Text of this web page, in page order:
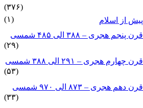
(۳۷۶)
پیش از اسلام
(۱)
قرن پنجم هجری – ۳۸۸ الی ۴۸۵ شمسی
(۲۹)
قرن چهارم هجری – ۲۹۱ الی ۳۸۸ شمسی
(۵۳)
قرن دهم هجری – ۸۷۳ الی ۹۷۰ شمسی
(۳۳)